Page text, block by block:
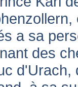
a sa
des